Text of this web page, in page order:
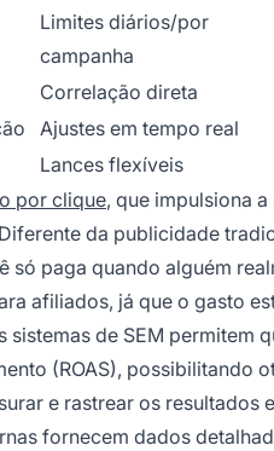
Limites diários/por
campanha
Correlação direta
Ajustes em tempo real
Lances flexíveis
por clique, que impulsiona
da publicidade
só paga quando alguém
afiliados, já que o gasto
sistemas de SEM permitem
(ROAS), possibilitando
e rastrear os
fornecem dados